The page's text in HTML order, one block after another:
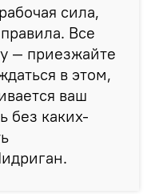
сила,
Все
— приезжайте
в этом,
ваш
без каких-